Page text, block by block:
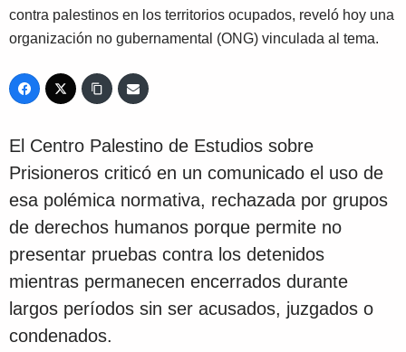
contra palestinos en los territorios ocupados, reveló hoy una
organización no gubernamental (ONG) vinculada al tema.
El Centro Palestino de Estudios sobre
Prisioneros criticó en un comunicado el uso de
esa polémica normativa, rechazada por grupos
de derechos humanos porque permite no
presentar pruebas contra los detenidos
mientras permanecen encerrados durante
largos períodos sin ser acusados, juzgados o
condenados.